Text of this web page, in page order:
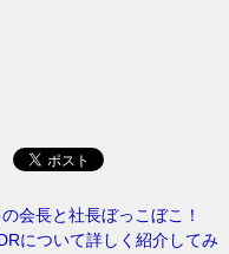
会長と社長ぼっこぼこ！
について詳しく紹介してみ